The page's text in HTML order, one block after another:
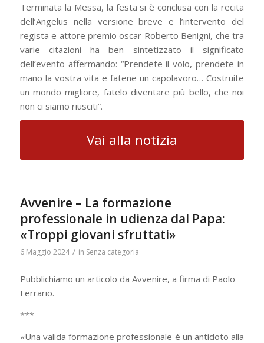
Terminata la Messa, la festa si è conclusa con la recita
dell’Angelus nella versione breve e l’intervento del
regista e attore premio oscar Roberto Benigni, che tra
varie citazioni ha ben sintetizzato il significato
dell’evento affermando: “Prendete il volo, prendete in
mano la vostra vita e fatene un capolavoro… Costruite
un mondo migliore, fatelo diventare più bello, che noi
non ci siamo riusciti”.
Vai alla notizia
Avvenire – La formazione
professionale in udienza dal Papa:
«Troppi giovani sfruttati»
6 Maggio 2024 / in Senza categoria
Pubblichiamo un articolo da Avvenire, a firma di Paolo
Ferrario.
***
«Una valida formazione professionale è un antidoto alla